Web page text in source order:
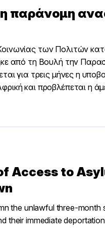
παράνομη
των Πολιτών
από τη Βουλή την
για τρεις μήνες η
και προβλέπεται η
Access to
the unlawful three-
their immediate